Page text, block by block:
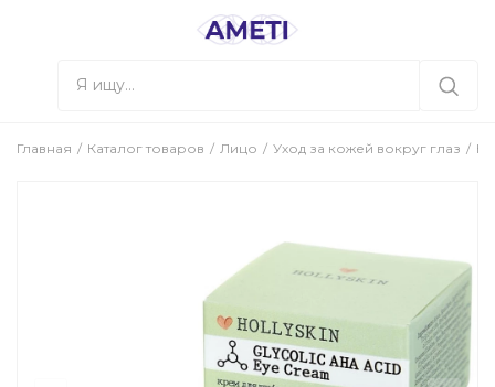
Главная Каталог товаров Лицо Уход за кожей вокруг глаз